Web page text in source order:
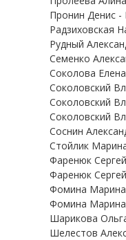
Пронин Денис
Радзиховская
Рудный
Семенко
Соколова
Соколовский
Соколовский
Соколовский
Соснин
Стойлик
Фаренюк
Фаренюк
Фомина
Фомина Марина
Шарикова
Шелестов